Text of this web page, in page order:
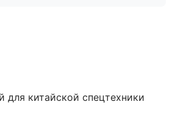
для китайской спецтехники